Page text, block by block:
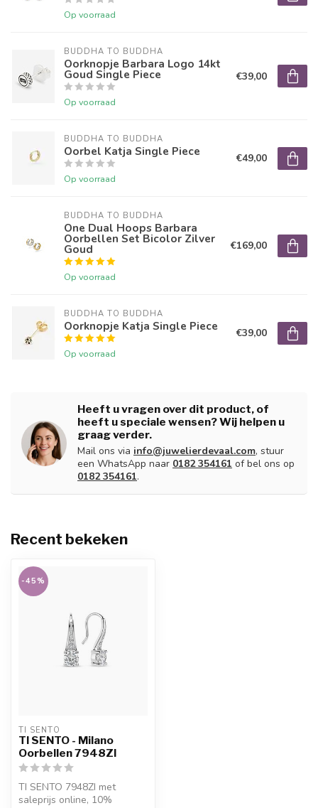
Op voorraad
BUDDHA TO BUDDHA
Oorknopje Barbara Logo 14kt
Goud Single Piece
Op voorraad
€39,00
BUDDHA TO BUDDHA
Oorbel Katja Single Piece
Op voorraad
€49,00
BUDDHA TO BUDDHA
One Dual Hoops Barbara
Oorbellen Set Bicolor Zilver
Goud
Op voorraad
€169,00
BUDDHA TO BUDDHA
Oorknopje Katja Single Piece
Op voorraad
€39,00
Heeft u vragen over dit product, of
heeft u speciale wensen? Wij helpen u
graag verder.
Mail ons via info@juwelierdevaal.com, stuur
een WhatsApp naar 0182 354161 of bel ons op
0182 354161.
Recent bekeken
-45%
TI SENTO
TI SENTO - Milano
Oorbellen 7948ZI
TI SENTO 7948ZI met
saleprijs online, 10%